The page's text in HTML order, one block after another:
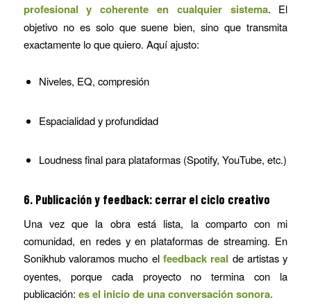
profesional y coherente en cualquier sistema. El
objetivo no es solo que suene bien, sino que transmita
exactamente lo que quiero. Aquí ajusto:
Niveles, EQ, compresión
Espacialidad y profundidad
Loudness final para plataformas (Spotify, YouTube, etc.)
6. Publicación y feedback: cerrar el ciclo creativo
Una vez que la obra está lista, la comparto con mi
comunidad, en redes y en plataformas de streaming. En
Sonikhub valoramos mucho el feedback real de artistas y
oyentes, porque cada proyecto no termina con la
publicación: es el inicio de una conversación sonora.